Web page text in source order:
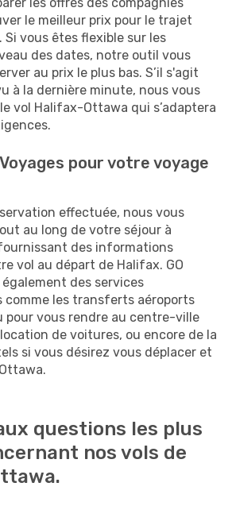
le meilleur prix pour le trajet
vous êtes flexible sur les
des dates, notre outil vous
au prix le plus bas. S’il s'agit
à la dernière minute, nous vous
vol Halifax-Ottawa qui s’adaptera
pour votre voyage
effectuée, nous vous
au long de votre séjour à
des informations
vol au départ de Halifax. GO
également des services
comme les transferts aéroports
pour vous rendre au centre-ville
de voitures, ou encore de la
si vous désirez vous déplacer et
questions les plus
nos vols de